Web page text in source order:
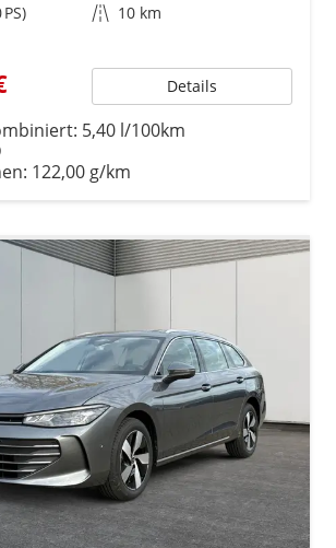
Kilometerstand 10 km
Details
5,40 l/100km
122,00 g/km